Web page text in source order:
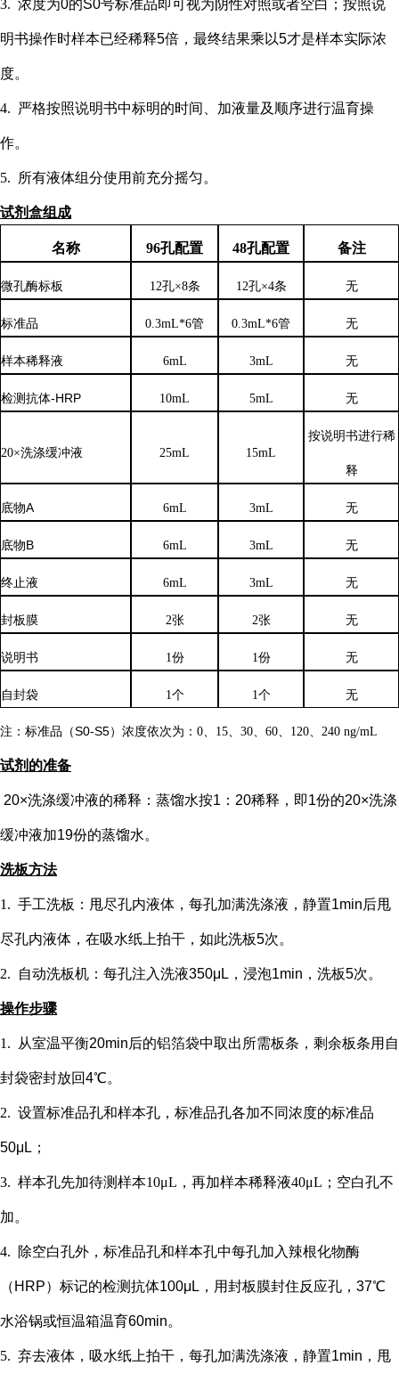
3. 浓度为0的S0号标准品即可视为阴性对照或者空白；按照说
明书操作时样本已经稀释5倍，最终结果乘以5才是样本实际浓
度。
4. 严格按照说明书中标明的时间、加液量及顺序进行温育操
作。
5. 所有液体组分使用前充分摇匀。
试剂盒组成
名称 96孔配置 48孔配置 备注
微孔酶标板 12孔×8条 12孔×4条 无
标准品 0.3mL*6管 0.3mL*6管 无
样本稀释液 6mL 3mL 无
检测抗体-HRP 10mL 5mL 无
20×洗涤缓冲液 25mL 15mL
按说明书进行稀
释
底物A 6mL 3mL 无
底物B 6mL 3mL 无
终止液 6mL 3mL 无
封板膜 2张 2张 无
说明书 1份 1份 无
自封袋 1个 1个 无
注：标准品（S0-S5）浓度依次为： 0、15、30、60、120、240 ng/mL
试剂的准备
20×洗涤缓冲液的稀释：蒸馏水按1：20稀释，即1份的20×洗涤
缓冲液加19份的蒸馏水。
洗板方法
1. 手工洗板：甩尽孔内液体，每孔加满洗涤液，静置1min后甩
尽孔内液体，在吸水纸上拍干，如此洗板5次。
2. 自动洗板机：每孔注入洗液350μL，浸泡1min，洗板5次。
操作步骤
1. 从室温平衡20min后的铝箔袋中取出所需板条，剩余板条用自
封袋密封放回4℃。
2. 设置标准品孔和样本孔 ，标准品孔各加不同浓度的标准品
50μL；
3. 样本孔先加待测样本10μL，再加样本稀释液40μL； 空白孔不
加。
4. 除空白孔外， 标准品孔和样本孔中每孔加入辣根化物酶
（ HRP）标记的检测抗体100μL，用封板膜封住反应孔，37℃
水浴锅或恒温箱温育60min。
5. 弃去液体，吸水纸上拍干，每孔加满洗涤液，静置1min，甩